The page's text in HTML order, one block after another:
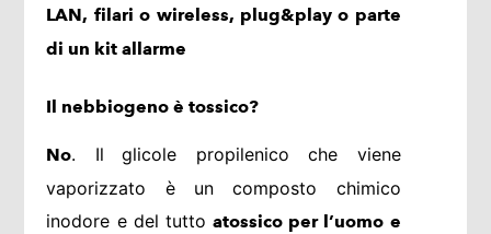
LAN, filari o wireless, plug&play o parte
di un kit allarme
Il nebbiogeno è tossico?
No. Il
glicole propilenico che viene
vaporizzato è un composto chimico
inodore e del tuttoatossico per l’uomo e